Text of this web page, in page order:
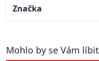
Značka
Mohlo by se Vám líbit